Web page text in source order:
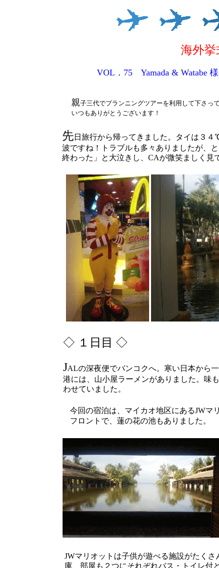
海外挙
VOL．75 Yamada & Watabe
親子三代でプランニングツアーを利用して下さっ
いつもありがとうございます！
先日旅行から帰ってきました。タイは３
波ですね！トラブルも多々ありましたが、
終わった」と大泣きし、CAが微笑ましく見
◇ １日目 ◇
JALの深夜便でバンコクへ。寒い日本から
港には、山小屋ラーメンがありました。味
わせていました。
今回の宿泊は、マイカオ地区にあるJWマ
フロントで、蓮の花の池もありました。
JWマリオットは子供が遊べる施設がたく
庫、部屋も２つにそれぞれバス・トイレ付